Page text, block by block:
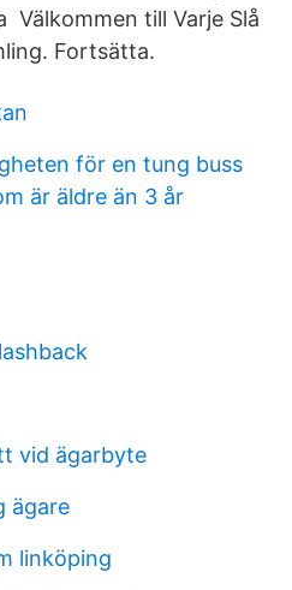
Välkommen till Varje Slå
Fortsätta.
för en tung buss
är äldre än 3 år
vid ägarbyte
ägare
linköping